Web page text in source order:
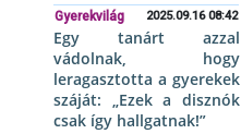
Gyerekvilág 2025.09.16 08:42
Egy tanárt azzal
vádolnak, hogy
leragasztotta a gyerekek
száját: „Ezek a disznók
csak így hallgatnak!”